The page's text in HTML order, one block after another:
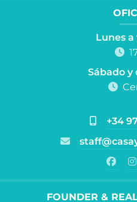
Lunes
Sábado
+34
FOUNDER &